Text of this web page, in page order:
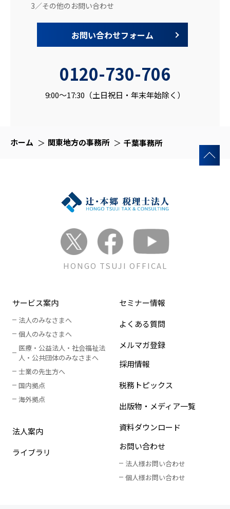
3／その他のお問い合わせ
お問い合わせフォーム
0120-730-706
9:00～17:30（土日祝日・年末年始除く）
ホーム 関東地方の事務所 千葉事務所
HONGO TSUJI OFFICAL
サービス案内
法人のみなさまへ
個人のみなさまへ
医療・公益法人・社会福祉法
人 ・ 公共団体のみなさまへ
士業の先生方へ
国内拠点
海外拠点
法人案内
ライブラリ
セミナー情報
よくある質問
メルマガ登録
採用情報
税務トピックス
出版物・メディア一覧
資料ダウンロード
お問い合わせ
法人様お問い合わせ
個人様お問い合わせ